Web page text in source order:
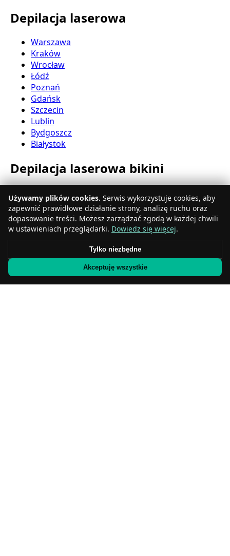
Depilacja laserowa
Warszawa
Kraków
Wrocław
Łódź
Poznań
Gdańsk
Szczecin
Lublin
Bydgoszcz
Białystok
Depilacja laserowa bikini
Katowice
Gdynia
Częstochowa
Radom
Rzeszów
Sosnowiec
Gliwice
Używamy plików cookies. Serwis wykorzystuje cookies, aby
zapewnić prawidłowe działanie strony, analizę ruchu oraz
dopasowanie treści. Możesz zarządzać zgodą w każdej chwili
w ustawieniach przeglądarki. Dowiedz się więcej.
Tylko niezbędne
Akceptuję wszystkie